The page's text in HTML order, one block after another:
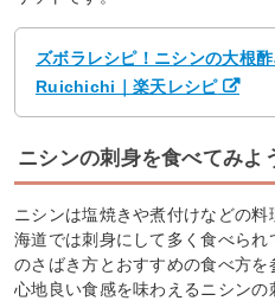
ズボラレシピ！ニシンの大根
Ruichichi｜楽天レシピ
ニシンの刺身を食べてみよ
ニシンは塩焼きや煮付けなどの
海道では刺身にして多く食べら
のさばき方とおすすめの食べ方を
心地良い食感を味わえるニシンの